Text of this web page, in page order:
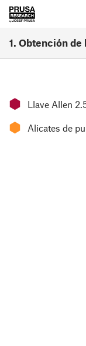
1. Obtención
⬢ Llave Allen
⬢ Alicates de